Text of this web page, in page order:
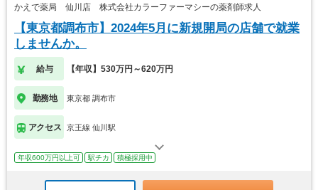
かえで薬局 仙川店 株式会社カラーファーマシーの薬剤師求人
【東京都調布市】2024年5月に新規開局の店舗で就業
しませんか。
給与 【年収】530万円～620万円
勤務地 東京都 調布市
アクセス 京王線 仙川駅
年収600万円以上可 駅チカ 積極採用中